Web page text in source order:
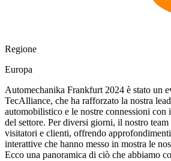
Regione
Europa
Automechanika Frankfurt 2024 è stato un
TecAlliance, che ha rafforzato la nostra
automobilistico e le nostre connessioni con
del settore. Per diversi giorni, il nostro
visitatori e clienti, offrendo
interattive che hanno messo in mostra le
Ecco una panoramica di ciò che abbiamo